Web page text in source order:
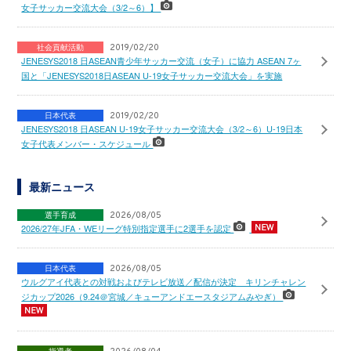
女子サッカー交流大会（3/2～6）】
社会貢献活動 2019/02/20
JENESYS2018 日ASEAN青少年サッカー交流（女子）に協力 ASEAN 7ヶ
国と「JENESYS2018日ASEAN U-19女子サッカー交流大会」を実施
日本代表 2019/02/20
JENESYS2018 日ASEAN U-19女子サッカー交流大会（3/2～6）U-19日本
女子代表メンバー・スケジュール
最新ニュース
選手育成 2026/08/05
2026/27年JFA・WEリーグ特別指定選手に2選手を認定
日本代表 2026/08/05
ウルグアイ代表との対戦およびテレビ放送／配信が決定 キリンチャレン
ジカップ2026（9.24＠宮城／キューアンドエースタジアムみやぎ）